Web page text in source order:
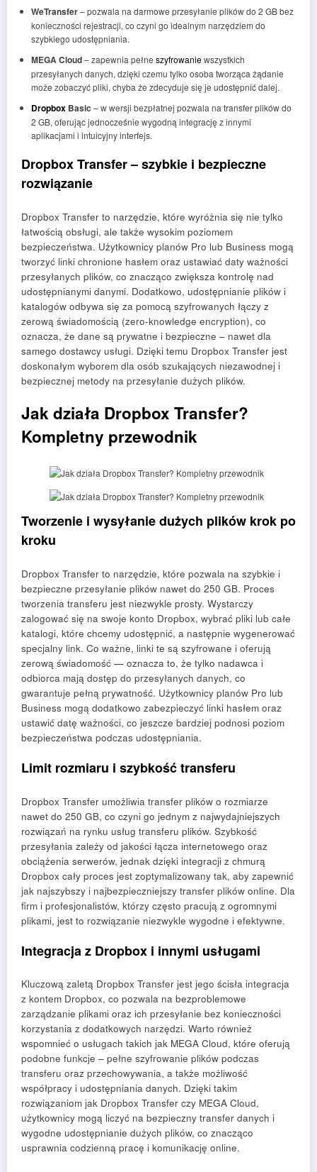
WeTransfer– pozwala na darmowe przesyłanie plików do 2 GB bez
konieczności rejestracji, co czyni go idealnym narzędziem do
szybkiego udostępniania.
MEGA Cloud– zapewnia pełne szyfrowaniewszystkich
przesyłanych danych, dzięki czemu tylko osoba tworząca żądanie
może zobaczyć pliki, chyba że zdecyduje się je udostępnić dalej.
DropboxBasic – w wersji bezpłatnej pozwala na transfer plików do
2 GB, oferując jednocześnie wygodną integrację z innymi
aplikacjami i intuicyjny interfejs.
Dropbox Transfer – szybkie i bezpieczne
rozwiązanie
Dropbox Transfer to narzędzie, które wyróżnia się nie tylko
łatwością obsługi, ale także wysokim poziomem
bezpieczeństwa. Użytkownicy planów Pro lub Business mogą
tworzyć linki chronione hasłem oraz ustawiać daty ważności
przesyłanych plików, co znacząco zwiększa kontrolę nad
udostępnianymi danymi. Dodatkowo, udostępnianie plików i
katalogów odbywa się za pomocą szyfrowanych łączy z
zerową świadomością (zero-knowledge encryption), co
oznacza, że dane są prywatne i bezpieczne – nawet dla
samego dostawcy usługi. Dzięki temu Dropbox Transfer jest
doskonałym wyborem dla osób szukających niezawodnej i
bezpiecznej metody na przesyłanie dużych plików.
Jak działa Dropbox Transfer?
Kompletny przewodnik
Tworzenie i wysyłanie dużych plików krok po
kroku
Dropbox Transfer to narzędzie, które pozwala na szybkie i
bezpieczne przesyłanie plików nawet do 250 GB. Proces
tworzenia transferu jest niezwykle prosty. Wystarczy
zalogować się na swoje konto Dropbox, wybrać pliki lub całe
katalogi, które chcemy udostępnić, a następnie wygenerować
specjalny link. Co ważne, linki te są szyfrowane i oferują
zerową świadomość — oznacza to, że tylko nadawca i
odbiorca mają dostęp do przesyłanych danych, co
gwarantuje pełną prywatność. Użytkownicy planów Pro lub
Business mogą dodatkowo zabezpieczyć linki hasłem oraz
ustawić datę ważności, co jeszcze bardziej podnosi poziom
bezpieczeństwa podczas udostępniania.
Limit rozmiaru i szybkość transferu
Dropbox Transfer umożliwia transfer plików o rozmiarze
nawet do 250 GB, co czyni go jednym z najwydajniejszych
rozwiązań na rynku usług transferu plików. Szybkość
przesyłania zależy od jakości łącza internetowego oraz
obciążenia serwerów, jednak dzięki integracji z chmurą
Dropbox cały proces jest zoptymalizowany tak, aby zapewnić
jak najszybszy i najbezpieczniejszy transfer plików online. Dla
firm i profesjonalistów, którzy często pracują z ogromnymi
plikami, jest to rozwiązanie niezwykle wygodne i efektywne.
Integracja z Dropbox i innymi usługami
Kluczową zaletą Dropbox Transfer jest jego ścisła integracja
z kontem Dropbox, co pozwala na bezproblemowe
zarządzanie plikami oraz ich przesyłanie bez konieczności
korzystania z dodatkowych narzędzi. Warto również
wspomnieć o usługach takich jak MEGA Cloud, które oferują
podobne funkcje – pełne szyfrowanie plików podczas
transferu oraz przechowywania, a także możliwość
współpracy i udostępniania danych. Dzięki takim
rozwiązaniom jak Dropbox Transfer czy MEGA Cloud,
użytkownicy mogą liczyć na bezpieczny transfer danych i
wygodne udostępnianie dużych plików, co znacząco
usprawnia codzienną pracę i komunikację online.